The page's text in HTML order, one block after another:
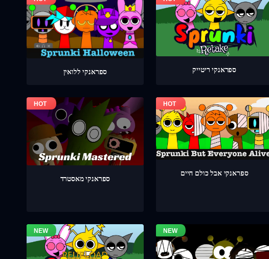
ספראנקי ללואין ספראנקי ריטייק
ספראנקי מאסטרד
ספראנקי אבל כולם חיים